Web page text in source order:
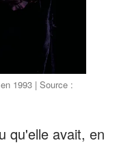
1993 | Source :
qu'elle avait, en